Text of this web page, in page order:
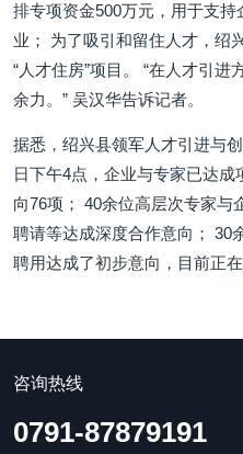
排专项资金500万元，用于支
业； 为了吸引和留住人才，绍
“人才住房”项目。 “在人才引
余力。” 吴汉华告诉记者。
据悉，绍兴县领军人才引进与
日下午4点，企业与专家已达
向76项； 40余位高层次专家与
聘请等达成深度合作意向； 30
聘用达成了初步意向，目前正在
咨询热线
0791-87879191